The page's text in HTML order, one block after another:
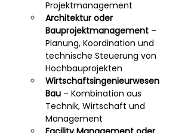
Projektmanagement
Architektur oder
Bauprojektmanagement –
Planung, Koordination und
technische Steuerung von
Hochbauprojekten
Wirtschaftsingenieurwesen
Bau – Kombination aus
Technik, Wirtschaft und
Management